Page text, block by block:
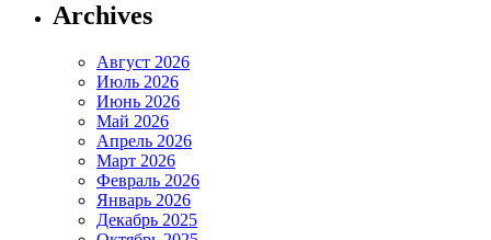
Archives
Август 2026
Июль 2026
Июнь 2026
Май 2026
Апрель 2026
Март 2026
Февраль 2026
Январь 2026
Декабрь 2025